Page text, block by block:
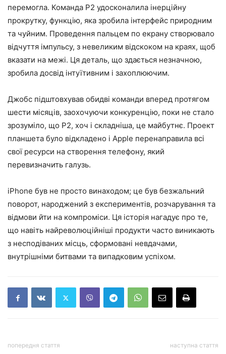
перемогла. Команда P2 удосконалила інерційну
прокрутку, функцію, яка зробила інтерфейс природним
та чуйним. Проведення пальцем по екрану створювало
відчуття імпульсу, з невеликим відскоком на краях, щоб
вказати на межі. Ця деталь, що здається незначною,
зробила досвід інтуїтивним і захоплюючим.
Джобс підштовхував обидві команди вперед протягом
шести місяців, заохочуючи конкуренцію, поки не стало
зрозуміло, що P2, хоч і складніша, це майбутнє. Проект
планшета було відкладено і Apple перенаправила всі
свої ресурси на створення телефону, який
перевизначить галузь.
iPhone був не просто винаходом; це був безжальний
поворот, народжений з експериментів, розчарування та
відмови йти на компроміси. Ця історія нагадує про те,
що навіть найреволюційніші продукти часто виникають
з несподіваних місць, сформовані невдачами,
внутрішніми битвами та випадковим успіхом.
попередня стаття наступна стаття